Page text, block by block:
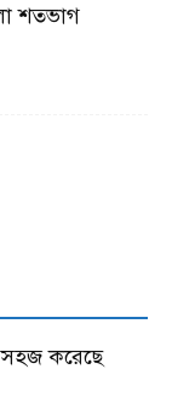
শতভাগ
সহজ করেছে